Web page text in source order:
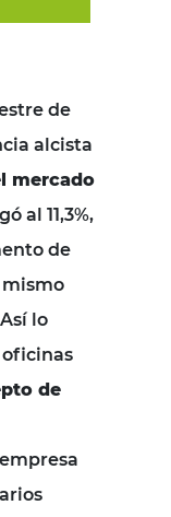
de
alcista
mercado
al 11,3%,
de
mismo
lo
de
empresa